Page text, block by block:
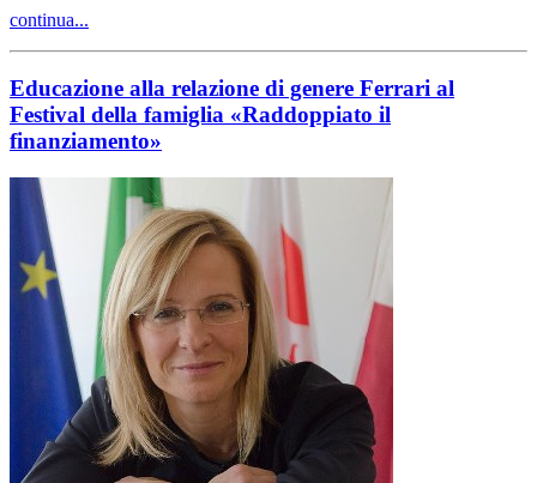
continua...
Educazione alla relazione di genere Ferrari al
Festival della famiglia «Raddoppiato il
finanziamento»